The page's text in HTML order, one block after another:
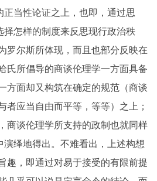
正当性论证之上，也即，通过思
择怎样的制度来反思现行政治秩
罗尔斯所体现，而且也部分反映在
氏所倡导的商谈伦理学一方面具备
方面却又构筑在确定的规范（商谈
者应当自由而平等，等等）之上；
商谈伦理学所支持的政制也就同样
演绎地得出。不难看出，上述构想
趣，即通过对易于接受的有限前提